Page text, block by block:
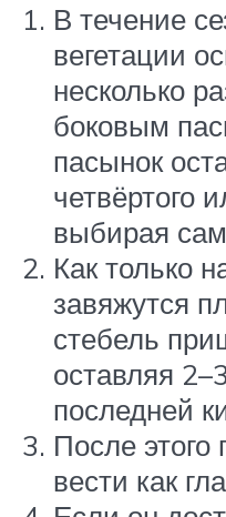
В течение
вегетации
несколько
боковым
пасынок
четвёртого
выбирая
Как только
завяжутся
стебель
оставляя
последней
После
вести как